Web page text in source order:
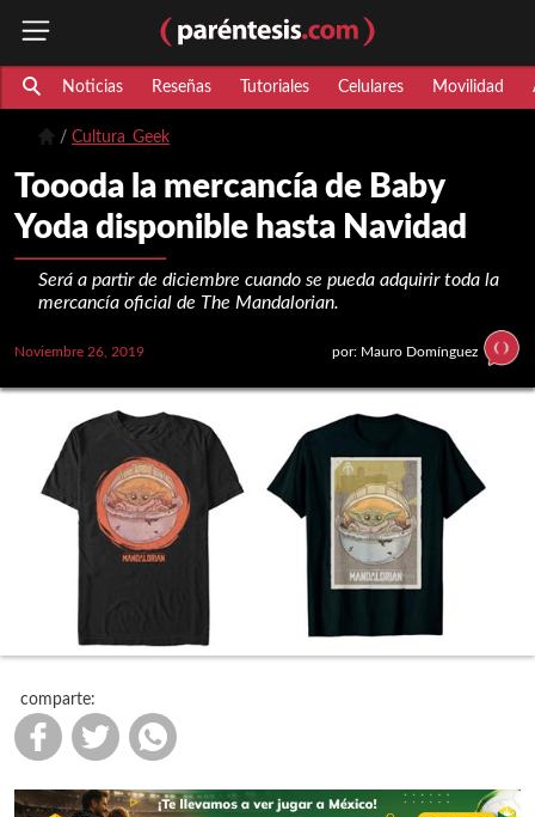
Noticias Reseñas Tutoriales Celulares Movilidad
Cultura_Geek
Toooda la mercancía de Baby
Yoda disponible hasta Navidad
Será a partir de diciembre cuando se pueda adquirir toda la
mercancía oficial de The Mandalorian.
Noviembre 26, 2019 por: Mauro Domínguez
comparte: